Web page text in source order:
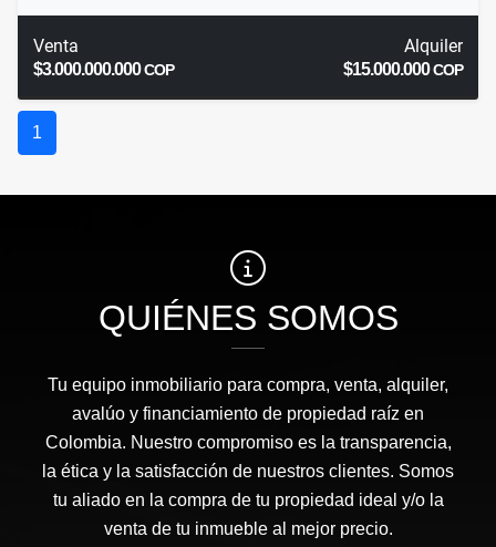
Venta
$3.000.000.000COP
Alquiler
$15.000.000COP
1
QUIÉNES SOMOS
Tu equipo inmobiliario para compra, venta, alquiler,
avalúo y financiamiento de propiedad raíz en
Colombia. Nuestro compromiso es la transparencia,
la ética y la satisfacción de nuestros clientes. Somos
tu aliado en la compra de tu propiedad ideal y/o la
venta de tu inmueble al mejor precio.